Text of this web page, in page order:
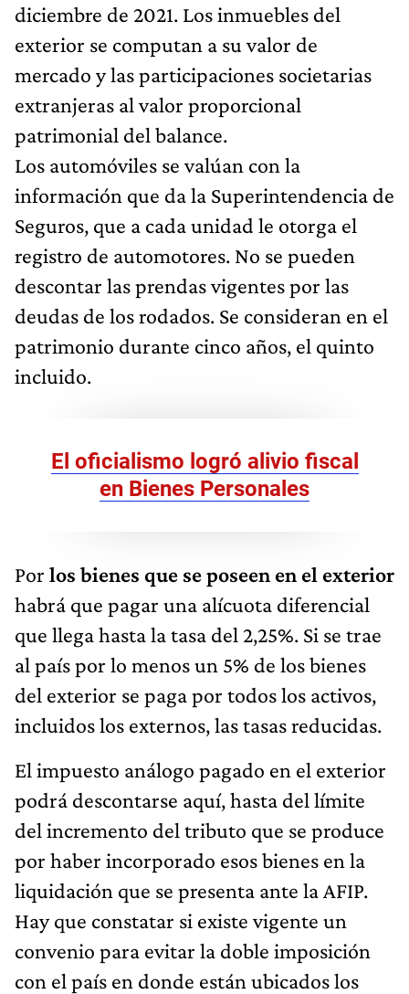
diciembre de 2021. Los inmuebles del
exterior se computan a su valor de
mercado y las participaciones societarias
extranjeras al valor proporcional
patrimonial del balance.
Los automóviles se valúan con la
información que da la Superintendencia de
Seguros, que a cada unidad le otorga el
registro de automotores. No se pueden
descontar las prendas vigentes por las
deudas de los rodados. Se consideran en el
patrimonio durante cinco años, el quinto
incluido.
El oficialismo logró alivio fiscal
en Bienes Personales
Por los bienes que se poseen en el exterior
habrá que pagar una alícuota diferencial
que llega hasta la tasa del 2,25%. Si se trae
al país por lo menos un 5% de los bienes
del exterior se paga por todos los activos,
incluidos los externos, las tasas reducidas.
El impuesto análogo pagado en el exterior
podrá descontarse aquí, hasta del límite
del incremento del tributo que se produce
por haber incorporado esos bienes en la
liquidación que se presenta ante la AFIP.
Hay que constatar si existe vigente un
convenio para evitar la doble imposición
con el país en donde están ubicados los